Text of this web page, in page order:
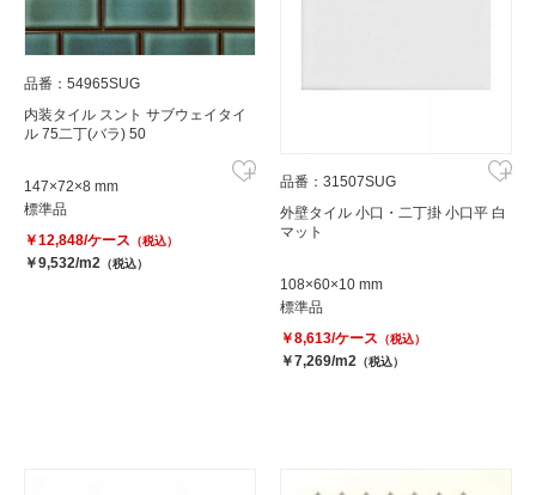
品番：54965SUG
内装タイル スント サブウェイタイ
ル 75二丁(バラ) 50
147×72×8 mm
標準品
￥12,848/ケース （税込）
￥9,532/m2 （税込）
品番：31507SUG
外壁タイル 小口・二丁掛 小口平 白
マット
108×60×10 mm
標準品
￥8,613/ケース （税込）
￥7,269/m2 （税込）